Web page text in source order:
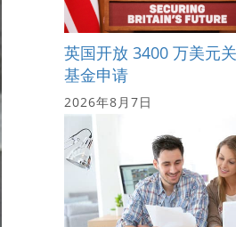
英国开放 3400 万美元
基金申请
2026年8月7日